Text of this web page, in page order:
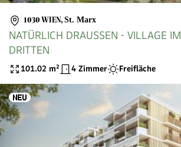
1030 WIEN, St. Marx
NATÜRLICH DRAUSSEN - VILLAGE IM
DRITTEN
101.02 m² 4 Zimmer Freifläche